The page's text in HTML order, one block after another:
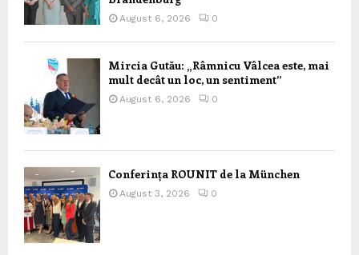
August 6, 2026 0
Mircia Gutău: „Râmnicu Vâlcea este, mai
mult decât un loc, un sentiment”
August 6, 2026 0
Conferința ROUNIT de la München
August 3, 2026 0